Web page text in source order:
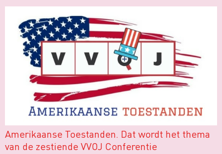
Amerikaanse Toestanden. Dat wordt het thema
van de zestiende VVOJ Conferentie